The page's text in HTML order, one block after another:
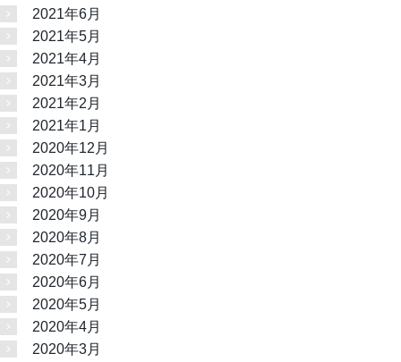
2021年6月
2021年5月
2021年4月
2021年3月
2021年2月
2021年1月
2020年12月
2020年11月
2020年10月
2020年9月
2020年8月
2020年7月
2020年6月
2020年5月
2020年4月
2020年3月